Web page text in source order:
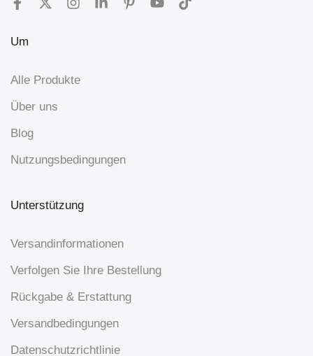
Um
Alle Produkte
Über uns
Blog
Nutzungsbedingungen
Unterstützung
Versandinformationen
Verfolgen Sie Ihre Bestellung
Rückgabe & Erstattung
Versandbedingungen
Datenschutzrichtlinie